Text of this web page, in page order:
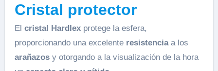
Cristal protector
El cristal Hardlexprotege la esfera,
proporcionando una excelente resistenciaa los
arañazosy otorgando a la visualización de la hora